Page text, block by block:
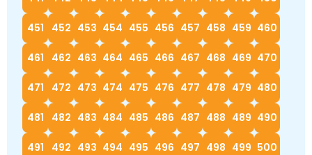
451 452 453 454 455 456 457 458 459 460
461 462 463 464 465 466 467 468 469 470
471 472 473 474 475 476 477 478 479 480
481 482 483 484 485 486 487 488 489 490
491 492 493 494 495 496 497 498 499 500